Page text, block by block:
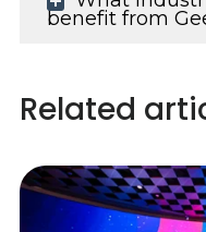
benefit from
Related